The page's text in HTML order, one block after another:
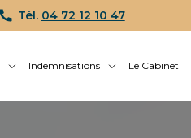
Tél. 04 72 12 10 47
Indemnisations Le Cabinet